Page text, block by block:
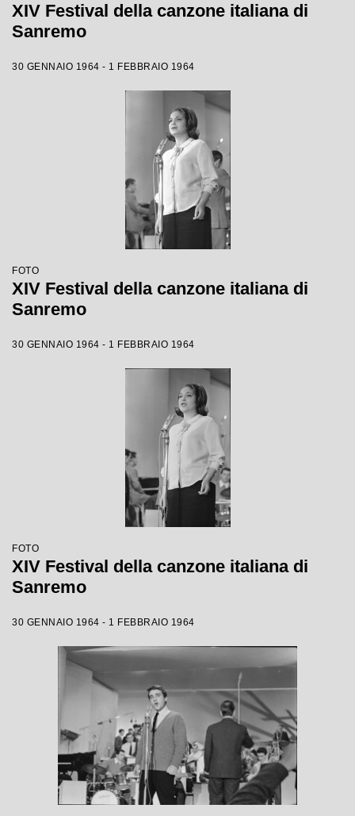
XIV Festival della canzone italiana di
Sanremo
30 GENNAIO 1964 - 1 FEBBRAIO 1964
FOTO
XIV Festival della canzone italiana di
Sanremo
30 GENNAIO 1964 - 1 FEBBRAIO 1964
FOTO
XIV Festival della canzone italiana di
Sanremo
30 GENNAIO 1964 - 1 FEBBRAIO 1964